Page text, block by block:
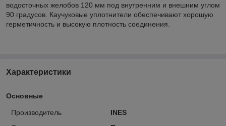
водосточных желобов 120 мм под внутренним и внешним углом
90 градусов. Каучуковые уплотнители обеспечивают хорошую
герметичность и высокую плотность соединения.
Характеристики
Основные
Производитель
INES